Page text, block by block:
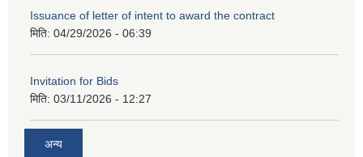
Issuance of letter of intent to award the contract
मिति: 04/29/2026 - 06:39
Invitation for Bids
मिति: 03/11/2026 - 12:27
अन्य